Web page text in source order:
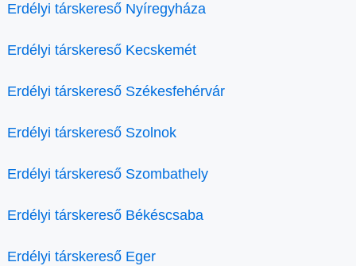
Erdélyi társkereső Nyíregyháza
Erdélyi társkereső Kecskemét
Erdélyi társkereső Székesfehérvár
Erdélyi társkereső Szolnok
Erdélyi társkereső Szombathely
Erdélyi társkereső Békéscsaba
Erdélyi társkereső Eger